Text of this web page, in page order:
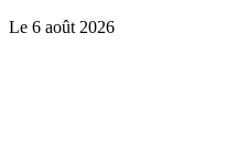
Le 6 août 2026